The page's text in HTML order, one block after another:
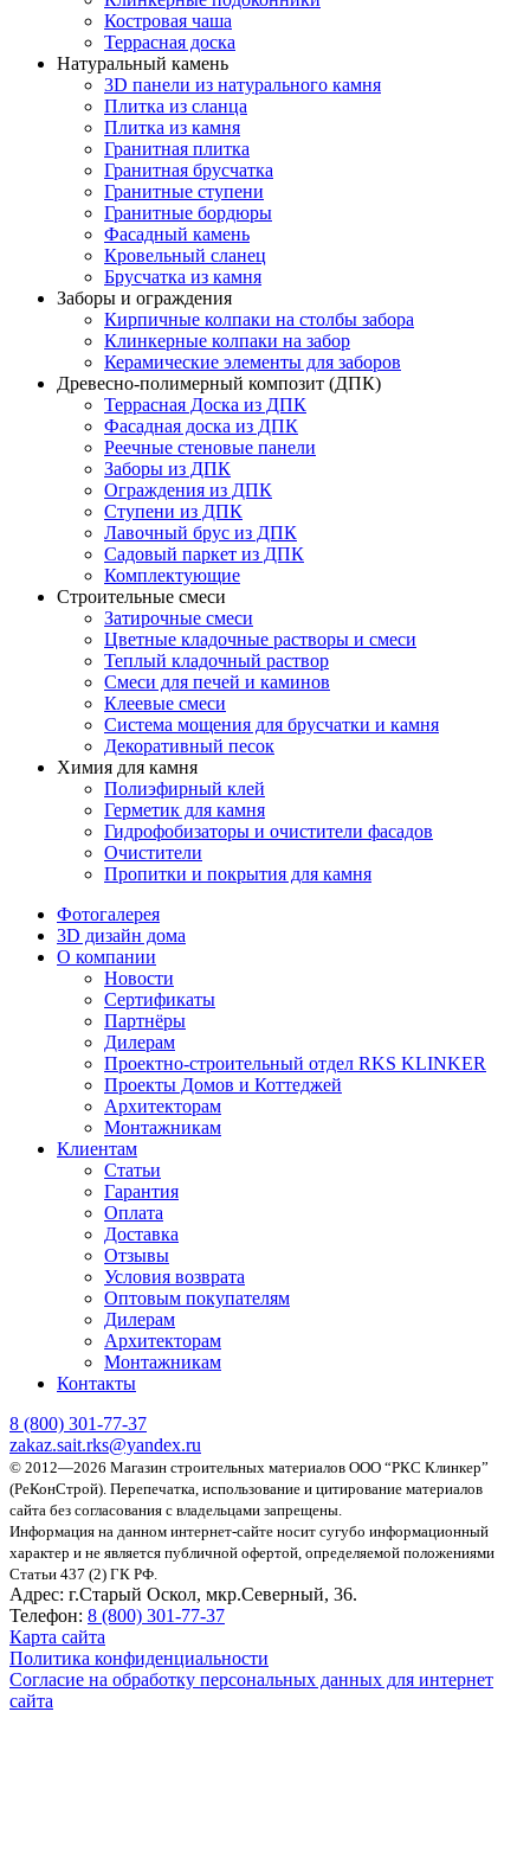
Костровая чаша
Террасная доска
Натуральный камень
3D панели из натурального камня
Плитка из сланца
Плитка из камня
Гранитная плитка
Гранитная брусчатка
Гранитные ступени
Гранитные бордюры
Фасадный камень
Кровельный сланец
Брусчатка из камня
Заборы и ограждения
Кирпичные колпаки на столбы забора
Клинкерные колпаки на забор
Керамические элементы для заборов
Древесно-полимерный композит (ДПК)
Террасная Доска из ДПК
Фасадная доска из ДПК
Реечные стеновые панели
Заборы из ДПК
Ограждения из ДПК
Ступени из ДПК
Лавочный брус из ДПК
Садовый паркет из ДПК
Комплектующие
Строительные смеси
Затирочные смеси
Цветные кладочные растворы и смеси
Теплый кладочный раствор
Смеси для печей и каминов
Клеевые смеси
Система мощения для брусчатки и камня
Декоративный песок
Химия для камня
Полиэфирный клей
Герметик для камня
Гидрофобизаторы и очистители фасадов
Очистители
Пропитки и покрытия для камня
Фотогалерея
3D дизайн дома
О компании
Новости
Сертификаты
Партнёры
Дилерам
Проектно-строительный отдел RKS KLINKER
Проекты Домов и Коттеджей
Архитекторам
Монтажникам
Клиентам
Статьи
Гарантия
Оплата
Доставка
Отзывы
Условия возврата
Оптовым покупателям
Дилерам
Архитекторам
Монтажникам
Контакты
8 (800) 301-77-37
zakaz.sait.rks@yandex.ru
© 2012—2026 Магазин строительных материалов ООО “РКС Клинкер”
(РеКонСтрой). Перепечатка, использование и цитирование материалов
сайта без согласования с владельцами запрещены.
Информация на данном интернет-сайте носит сугубо информационный
характер и не является публичной офертой, определяемой положениями
Статьи 437 (2) ГК РФ.
Адрес: г.Старый Оскол, мкр.Северный, 36.
Телефон: 8 (800) 301-77-37
Карта сайта
Политика конфиденциальности
Согласие на обработку персональных данных для интернет
сайта